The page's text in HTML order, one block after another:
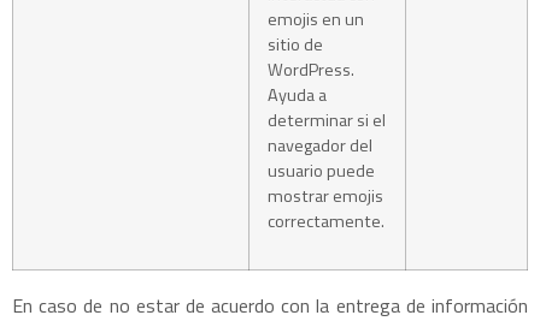
emojis en un
sitio de
WordPress.
Ayuda a
determinar si el
navegador del
usuario puede
mostrar emojis
correctamente.
En caso de no estar de acuerdo con la entrega de información